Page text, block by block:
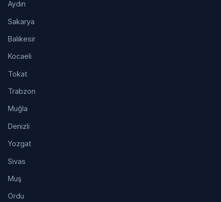
Aydın
Sakarya
Balıkesir
Kocaeli
Tokat
Trabzon
Muğla
Denizli
Yozgat
Sivas
Muş
Ordu